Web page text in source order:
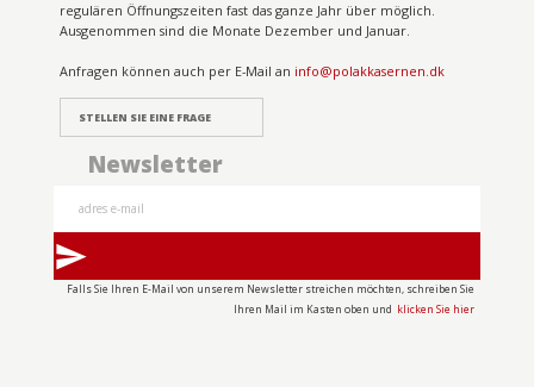
regulären Öffnungszeiten fast das ganze Jahr über möglich.
Ausgenommen sind die Monate Dezember und Januar.
Anfragen können auch per E-Mail an info@polakkasernen.dk
STELLEN SIE EINE FRAGE
Newsletter
send
Falls Sie Ihren E-Mail von unserem Newsletter streichen möchten, schreiben Sie
Ihren Mail im Kasten oben und klicken Sie hier